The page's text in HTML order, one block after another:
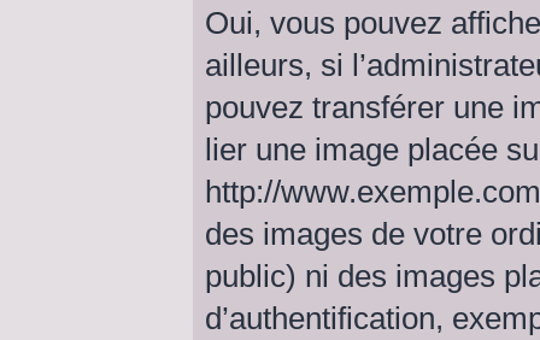
Oui, vous pouvez
ailleurs, si
pouvez transférer une
lier une image placée
http://
des images de votre
public) ni des images
d’authentification,